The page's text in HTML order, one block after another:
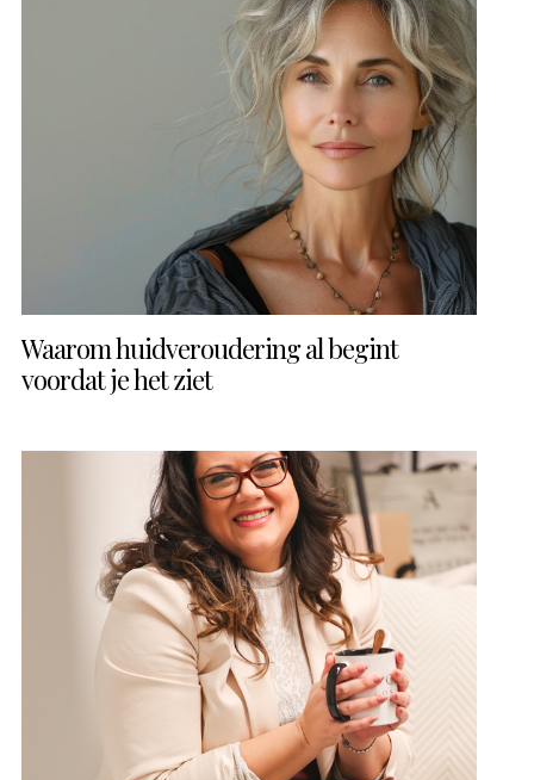
Waarom huidveroudering al begint
voordat je het ziet